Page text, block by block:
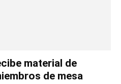
material de
de mesa